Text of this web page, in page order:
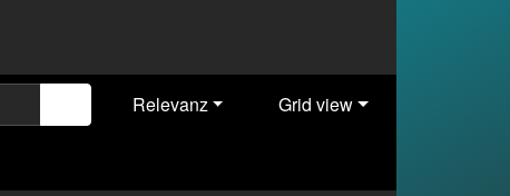
Relevanz
Grid view